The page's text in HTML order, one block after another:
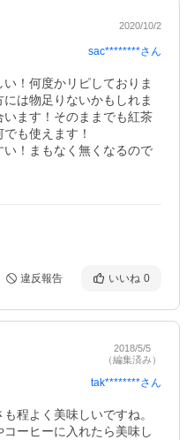
2020/10/2
sac********さん
！何度かリピしておりま
は物足りないかもしれま
ます！そのままでも紅茶
も使えます！
い！まもなく無くなるので
違反報告 いいね 0
2018/5/5
（編集済み）
tak********さん
程よく美味しいですね。
ーヒーに入れたら美味し